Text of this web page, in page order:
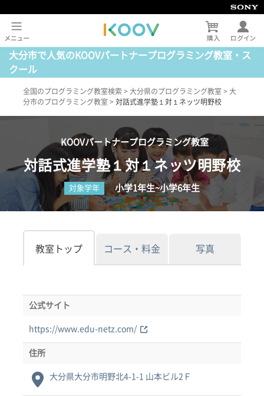
大分市で人気のKOOVパートナープログラミング教室・ス
クール
全国のプログラミング教室検索 > 大分県のプログラミング教室 > 大
分市のプログラミング教室 > 対話式進学塾１対１ネッツ明野校
KOOVパートナープログラミング教室
対話式進学塾１対１ネッツ明野校
対象学年 小学1年生~小学6年生
教室トップ コース・料金 写真
公式サイト
https://www.edu-netz.com/
住所
大分県大分市明野北4-1-1 山本ビル2Ｆ